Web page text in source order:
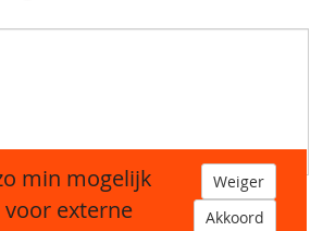
min mogelijk
voor externe
Weiger
Akkoord